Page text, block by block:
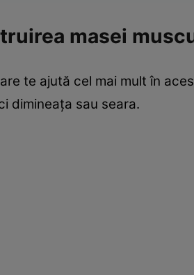
masei
te ajută cel mai mult în
dimineaţa sau seara.